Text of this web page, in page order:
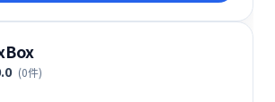
(0件)